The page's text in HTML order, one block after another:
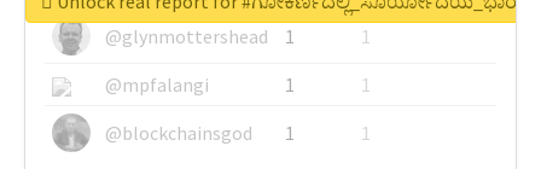
@glynmottershead 1
1
@mpfalangi
1
1
@blockchainsgod
1 1